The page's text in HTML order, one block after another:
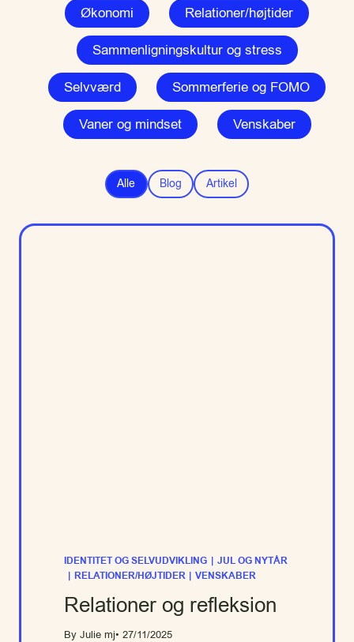
Økonomi Relationer/højtider
Sammenligningskultur og stress
Selvværd Sommerferie og FOMO
Vaner og mindset Venskaber
Alle Blog Artikel
IDENTITET OG SELVUDVIKLING | JUL OG NYTÅR
| RELATIONER/HØJTIDER | VENSKABER
Relationer og refleksion
By Julie mj• 27/11/2025